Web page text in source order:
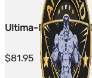
Ultima-Deca 250
$81.95